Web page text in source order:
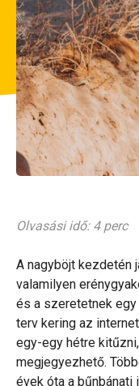
Olvasási idő: 4 perc
A nagyböjt kezdetén
valamilyen
és a szeretetnek
terv kering az
egy-egy hétre
megjegyezhető.
évek óta a